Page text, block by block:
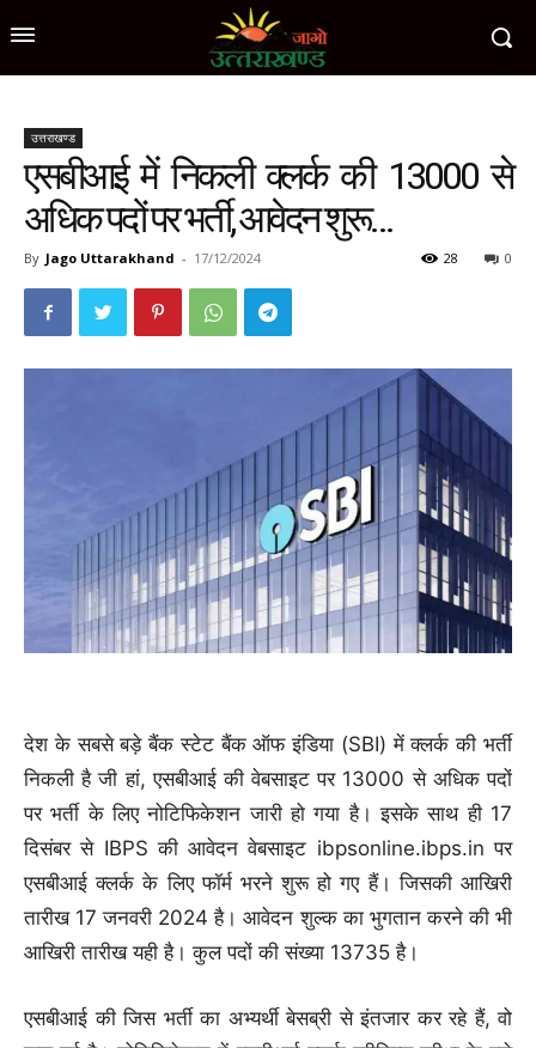
उत्तराखण्ड
एसबीआई में निकली क्लर्क की 13000 से
अधिक पदों पर भर्ती, आवेदन शुरू…
By Jago Uttarakhand - 17/12/2024 0
28
देश के सबसे बड़े बैंक स्टेट बैंक ऑफ इंडिया (SBI) में क्लर्क की भर्ती
निकली है जी हां, एसबीआई की वेबसाइट पर 13000 से अधिक पदों
पर भर्ती के लिए नोटिफिकेशन जारी हो गया है। इसके साथ ही 17
दिसंबर से IBPS की आवेदन वेबसाइट ibpsonline.ibps.in पर
एसबीआई क्लर्क के लिए फॉर्म भरने शुरू हो गए हैं। जिसकी आखिरी
तारीख 17 जनवरी 2024 है। आवेदन शुल्क का भुगतान करने की भी
आखिरी तारीख यही है। कुल पदों की संख्या 13735 है।
एसबीआई की जिस भर्ती का अभ्यर्थी बेसब्री से इंतजार कर रहे हैं, वो